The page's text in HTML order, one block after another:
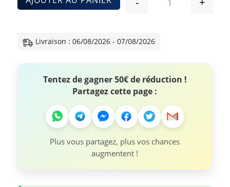
Quantité
Livraison : 06/08/2026 - 07/08/2026
Tentez de gagner 50€ de réduction !
Partagez cette page :
Plus vous partagez, plus vos chances
augmentent !